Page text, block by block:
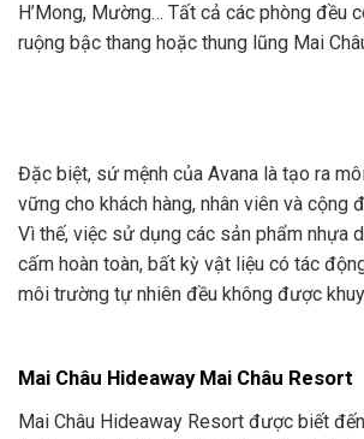
H’Mong, Mường… Tất cả các phòng đều
ruộng bậc thang hoặc thung lũng Mai
Đặc biệt, sứ mệnh của Avana là tạo ra
vững cho khách hàng, nhân viên và cộng
Vì thế, việc sử dụng các sản phẩm nhựa
cấm hoàn toàn, bất kỳ vật liệu có tác
môi trường tự nhiên đều không được
Mai Châu Hideaway Mai Châu Resort
Mai Châu Hideaway Resort được biết